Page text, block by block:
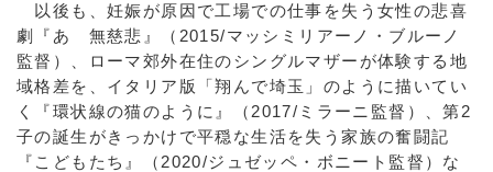
以後も、妊娠が原因で工場での仕事を失う女性の悲喜
劇『あゝ無慈悲』（2015/マッシミリアーノ・ブルーノ
監督）、ローマ郊外在住のシングルマザーが体験する地
域格差を、イタリア版「翔んで埼玉」のように描いてい
く『環状線の猫のように』（2017/ミラーニ監督）、第2
子の誕生がきっかけで平穏な生活を失う家族の奮闘記
『こどもたち』（2020/ジュゼッペ・ボニート監督）な